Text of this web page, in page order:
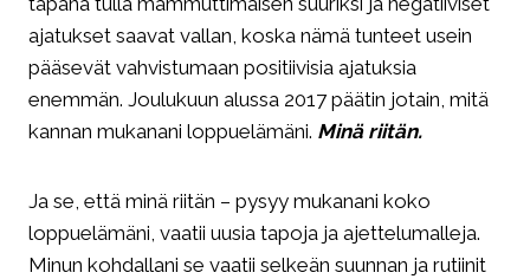
ajatukset saavat vallan, koska nämä tunteet usein
pääsevät vahvistumaan positiivisia ajatuksia
enemmän. Joulukuun alussa 2017 päätin jotain, mitä
kannan mukanani loppuelämäni. Minä riitän.
Ja se, että minä riitän – pysyy mukanani koko
loppuelämäni, vaatii uusia tapoja ja ajettelumalleja.
Minun kohdallani se vaatii selkeän suunnan ja rutiinit